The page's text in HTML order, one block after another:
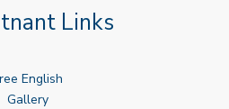
Links
English
Gallery